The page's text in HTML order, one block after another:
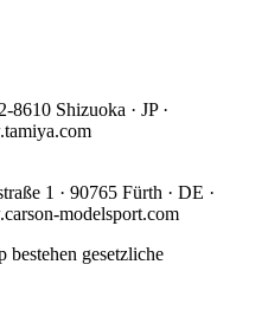
8610 Shizuoka · JP ·
1 · 90765 Fürth · DE ·
modelsport.com
bestehen gesetzliche